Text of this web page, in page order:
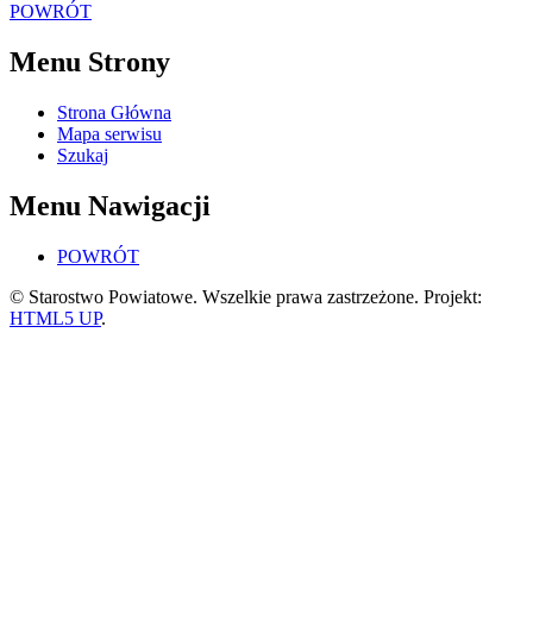
POWRÓT
Menu Strony
Strona Główna
Mapa serwisu
Szukaj
Menu Nawigacji
POWRÓT
© Starostwo Powiatowe. Wszelkie prawa zastrzeżone. Projekt:
HTML5 UP.